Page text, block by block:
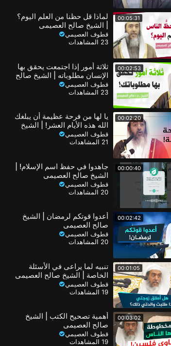
00:05:31
لماذا قل حظنا من العلم اليوم؟
| الشيخ صالح العصيمي
قطوف العصيمي
23 المشاهدات
00:02:53
ثلاثة أمور إذا اجتمعت يحقق بها
الإنسان مطلوباته | الشيخ صالح
العصيمي
قطوف العصيمي
23 المشاهدات
00:02:20
يا لها من فرحة عظيمة أن يبلغك
الله هذه الأيام العشر! | الشيخ
صالح العصيمي
قطوف العصيمي
21 المشاهدات
00:00:40
جاهدوا في حفظ اسم الإسلام! |
الشيخ صالح العصيمي
قطوف العصيمي
20 المشاهدات
00:02:42
أعدوا قوتكم لرمضان | الشيخ
صالح العصيمي
قطوف العصيمي
20 المشاهدات
00:01:05
تنبيه لما يراعى في الأسئلة
الخاصة | الشيخ صالح العصيمي
قطوف العصيمي
19 المشاهدات
00:03:02
أهمية تصحيح الكتب | الشيخ
صالح العصيمي
قطوف العصيمي
19 المشاهدات